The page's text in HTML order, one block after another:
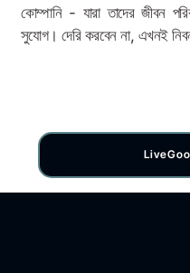
কোম্পানি - যারা তাদের জীবন
সুযোগ। দেরি করবেন না, এখনই